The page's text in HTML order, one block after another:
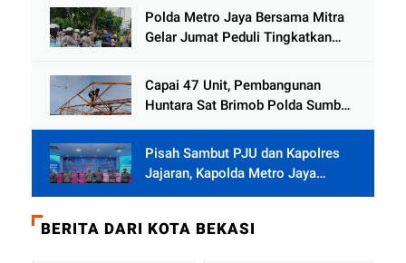
Jamat
Polda Metro Jaya Bersama Mitra
Gelar Jumat Peduli Tingkatkan
Capai 47 Unit, Pembangunan
Huntara Sat Brimob Polda Sumbar
Pisah Sambut PJU dan Kapolres
Jajaran, Kapolda Metro Jaya
Tekankan Pelayanan Publik
BERITA DARI KOTA BEKASI